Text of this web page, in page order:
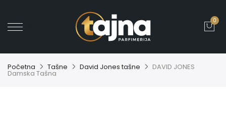
0
Početna Tašne David Jones tašne DAVID JONES
Damska Tašna